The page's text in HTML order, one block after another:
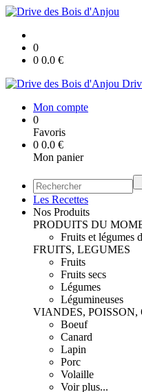
0
0 0.0 €
Mon compte
0
Favoris
0 0.0 €
Mon panier
Les Recettes
Nos Produits
PRODUITS DU
Fruits et légumes
FRUITS, LEGUMES
Fruits
Fruits secs
Légumes
Légumineuses
VIANDES, POISSON,
Boeuf
Canard
Lapin
Porc
Volaille
Voir plus...